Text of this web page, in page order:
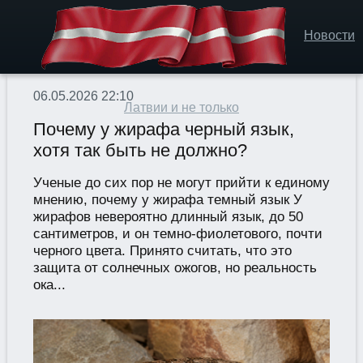
Новости
Латвии и не только
06.05.2026 22:10
Почему у жирафа черный язык,
хотя так быть не должно?
Ученые до сих пор не могут прийти к единому
мнению, почему у жирафа темный язык У
жирафов невероятно длинный язык, до 50
сантиметров, и он темно-фиолетового, почти
черного цвета. Принято считать, что это
защита от солнечных ожогов, но реальность
ока...